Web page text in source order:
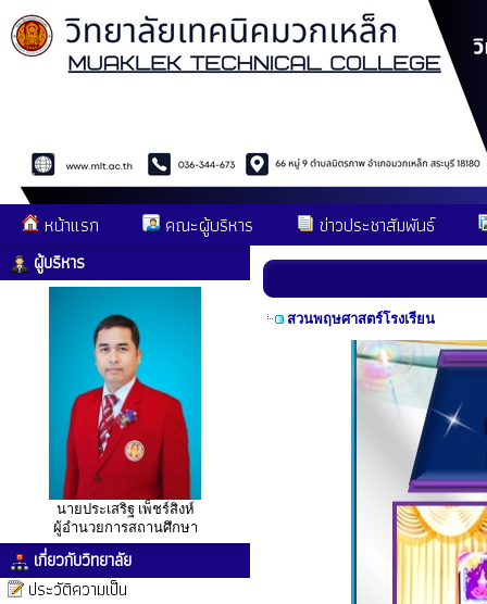
หน้าแรก คณะผู้บริหาร ข่าวประชาสัมพันธ์
ผู้บริหาร
นายประเสริฐ เพ็ชร์สิงห์
ผู้อำนวยการสถานศึกษา
เกี่ยวกับวิทยาลัย
ประวัติความเป็น
สวนพฤษศาสตร์โรงเรียน